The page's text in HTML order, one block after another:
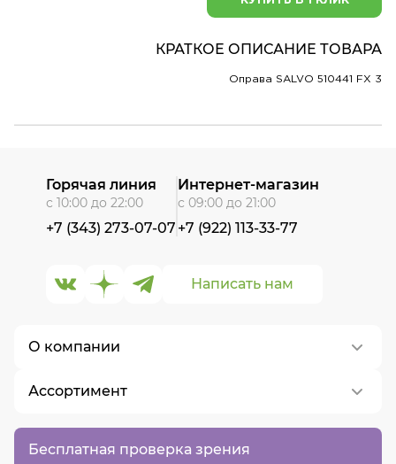
КРАТКОЕ ОПИСАНИЕ ТОВАРА
Оправа SALVO 510441 FX 3
Бесплатная проверка зрения
О компании
О нас
Контакты
Вакансии
Ассортимент
Написать нам
Горячая линия
с 10:00 до 22:00
+7 (343) 273-07-07
Интернет-магазин
с 09:00 до 21:00
+7 (922) 113-33-77